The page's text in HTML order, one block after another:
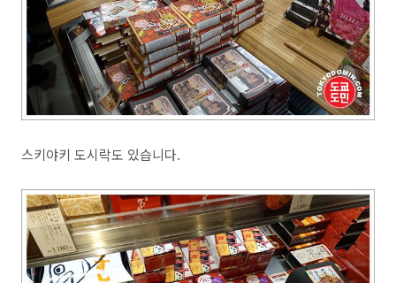
스키야키 도시락도 있습니다.